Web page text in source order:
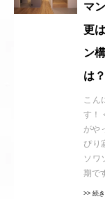
マ
更
ン
は？
こん
す！
がや
ぴり
ソワ
期で
>> 続